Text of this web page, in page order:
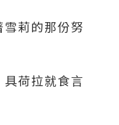
莉的那份努
荷拉就食言